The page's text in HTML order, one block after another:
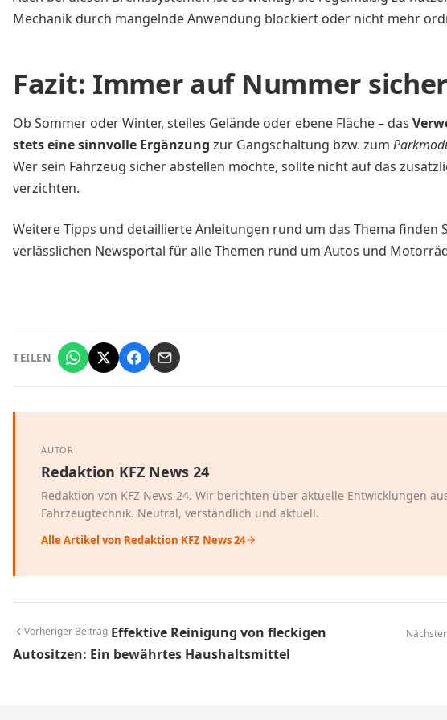
Mechanik durch mangelnde Anwendung blockiert oder nicht mehr
Fazit: Immer auf Nummer
Ob Sommer oder Winter, steiles Gelände oder ebene Fläche – das
stets eine sinnvolle Ergänzung zur Gangschaltung bzw. zum
Wer sein Fahrzeug sicher abstellen möchte, sollte nicht auf das
verzichten.
Weitere Tipps und detaillierte Anleitungen rund um das Thema finden
verlässlichen Newsportal für alle Themen rund um Autos und
TEILEN
AUTOR
Redaktion KFZ News 24
Redaktion von KFZ News 24. Wir berichten über aktuelle Entwicklungen
Fahrzeugtechnik. Neutral, verständlich und aktuell.
Alle Artikel von Redaktion KFZ News 24
Vorheriger Beitrag Effektive Reinigung von fleckigen
Autositzen: Ein bewährtes Haushaltsmittel